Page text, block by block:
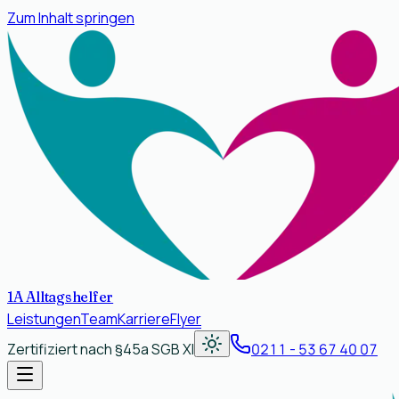
Zum Inhalt springen
1A Alltagshelfer
LeistungenTeamKarriereFlyer
Zertifiziert nach§45a SGB XI 0211 - 53 67 40 07